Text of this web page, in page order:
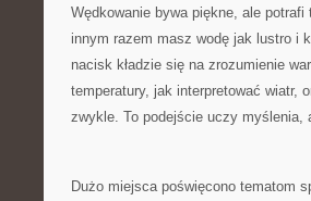
Wędkowanie bywa piękne, ale
innym razem masz wodę jak lustro i
nacisk kładzie się na zrozumienie
temperatury, jak interpretować wiatr,
zwykle. To podejście uczy myślenia,
Dużo miejsca poświęcono tematom